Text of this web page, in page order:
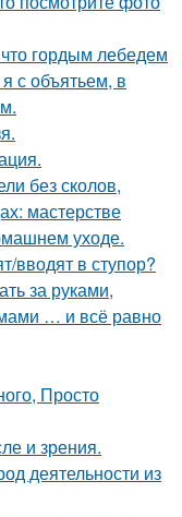
гордым лебедем
с объятьем, в
без сколов,
мастерстве
уходе.
вводят в ступор?
за руками,
… и всё равно
Просто
и зрения.
деятельности из